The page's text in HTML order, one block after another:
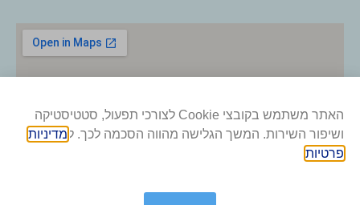
האתר משתמש בקובצי Cookie לצורכי תפעול, סטטיסטיקה
ושיפור השירות. המשך הגלישה מהווה הסכמה לכך. ל מדיניות
פרטיות